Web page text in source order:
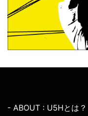
- ABOUT : U5Hとは？